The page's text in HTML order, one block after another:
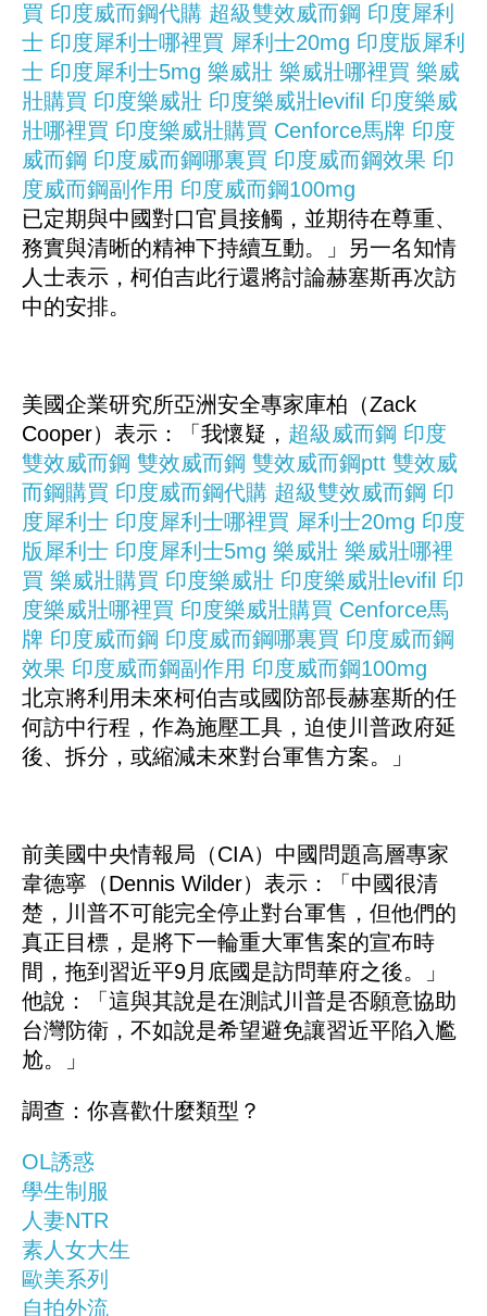
買 印度威而鋼代購 超級雙效威而鋼 印度犀利
士 印度犀利士哪裡買 犀利士20mg 印度版犀利
士 印度犀利士5mg 樂威壯 樂威壯哪裡買 樂威
壯購買 印度樂威壯 印度樂威壯levifil 印度樂威
壯哪裡買 印度樂威壯購買 Cenforce馬牌 印度
威而鋼 印度威而鋼哪裏買 印度威而鋼效果 印
度威而鋼副作用 印度威而鋼100mg
已定期與中國對口官員接觸，並期待在尊重、
務實與清晰的精神下持續互動。」另一名知情
人士表示，柯伯吉此行還將討論赫塞斯再次訪
中的安排。
美國企業研究所亞洲安全專家庫柏（Zack
Cooper）表示：「我懷疑， 超級威而鋼 印度
雙效威而鋼 雙效威而鋼 雙效威而鋼ptt 雙效威
而鋼購買 印度威而鋼代購 超級雙效威而鋼 印
度犀利士 印度犀利士哪裡買 犀利士20mg 印度
版犀利士 印度犀利士5mg 樂威壯 樂威壯哪裡
買 樂威壯購買 印度樂威壯 印度樂威壯levifil 印
度樂威壯哪裡買 印度樂威壯購買 Cenforce馬
牌 印度威而鋼 印度威而鋼哪裏買 印度威而鋼
效果 印度威而鋼副作用 印度威而鋼100mg
北京將利用未來柯伯吉或國防部長赫塞斯的任
何訪中行程，作為施壓工具，迫使川普政府延
後、拆分，或縮減未來對台軍售方案。」
前美國中央情報局（CIA）中國問題高層專家
韋德寧（Dennis Wilder）表示：「中國很清
楚，川普不可能完全停止對台軍售，但他們的
真正目標，是將下一輪重大軍售案的宣布時
間，拖到習近平9月底國是訪問華府之後。」
他說：「這與其說是在測試川普是否願意協助
台灣防衛，不如說是希望避免讓習近平陷入尷
尬。」
調查：你喜歡什麼類型？
OL誘惑
學生制服
人妻NTR
素人女大生
歐美系列
自拍外流